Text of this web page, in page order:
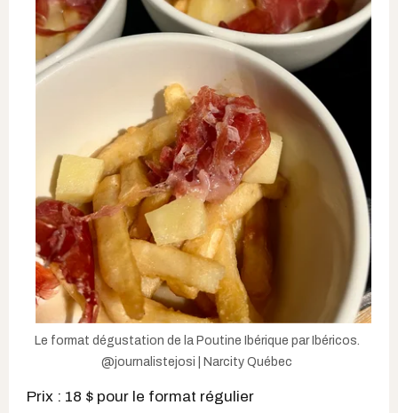
Le format dégustation de la Poutine Ibérique par Ibéricos.
@journalistejosi | Narcity Québec
Prix : 18 $ pour le format régulier